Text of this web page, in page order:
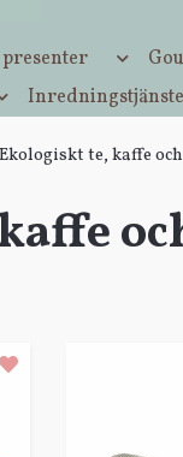
Ekologiskt te, kaffe